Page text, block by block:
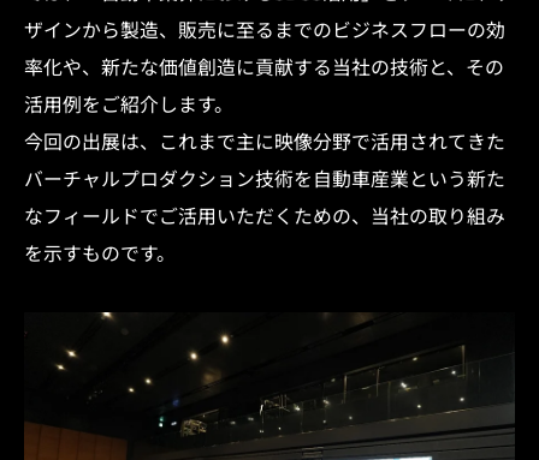
ザインから製造、販売に至るまでのビジネスフローの効
率化や、新たな価値創造に貢献する当社の技術と、その
活用例をご紹介します。
今回の出展は、これまで主に映像分野で活用されてきた
バーチャルプロダクション技術を自動車産業という新た
なフィールドでご活用いただくための、当社の取り組み
を示すものです。